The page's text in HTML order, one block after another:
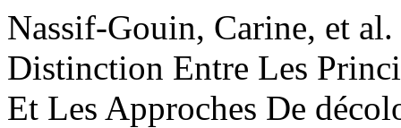
Nassif-Gouin, Carine, et
Distinction Entre Les
Et Les Approches De